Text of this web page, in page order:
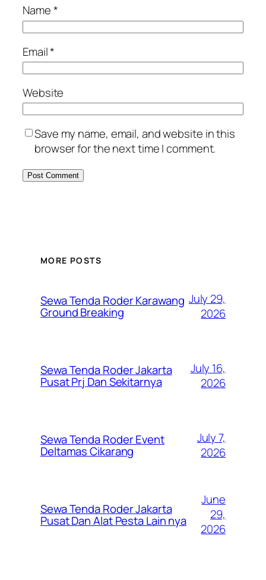
Name*
Email*
Website
Save my name, email, and website in this
browser for the next time I comment.
MORE POSTS
Sewa Tenda Roder Karawang
Ground Breaking
July 29,
2026
Sewa Tenda Roder Jakarta
Pusat Prj Dan Sekitarnya
July 16,
2026
Sewa Tenda Roder Event
Deltamas Cikarang
July 7,
2026
Sewa Tenda Roder Jakarta
Pusat Dan Alat Pesta Lain nya
June
29,
2026